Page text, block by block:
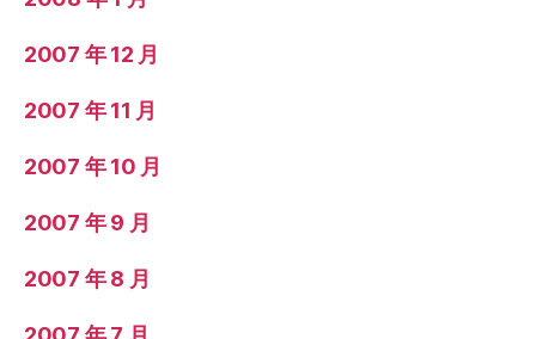
2007 年 12 月
2007 年 11 月
2007 年 10 月
2007 年 9 月
2007 年 8 月